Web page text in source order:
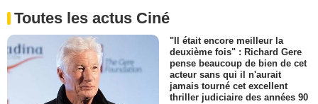
Toutes les actus Ciné
"Il était encore meilleur la
deuxième fois" : Richard Gere
pense beaucoup de bien de cet
acteur sans qui il n'aurait
jamais tourné cet excellent
thriller judiciaire des années 90